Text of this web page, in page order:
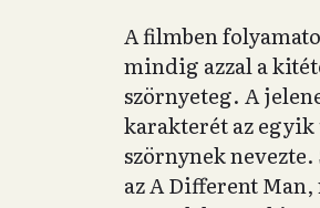
A filmben
mindig azzal a
szörnyeteg. A
karakterét az
szörnynek
az A Different